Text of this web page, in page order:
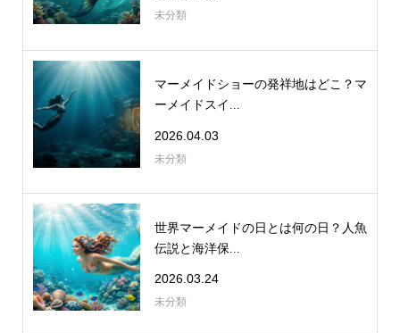
未分類
マーメイドショーの発祥地はどこ？マ
ーメイドスイ...
2026.04.03
未分類
世界マーメイドの日とは何の日？人魚
伝説と海洋保...
2026.03.24
未分類